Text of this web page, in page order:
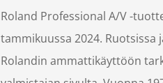
Roland Professional A/V -
tammikuussa 2024.
Rolandin ammattikäyttöön